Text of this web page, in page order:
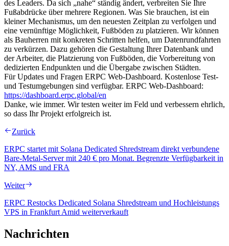
des Leaders. Da sich „nahe“ ständig ändert, verbreiten Sie Ihre
Fußabdrücke über mehrere Regionen. Was Sie brauchen, ist ein
kleiner Mechanismus, um den neuesten Zeitplan zu verfolgen und
eine vernünftige Möglichkeit, Fußböden zu platzieren. Wir können
als Bauherren mit konkreten Schritten helfen, um Datenrundfahrten
zu verkürzen. Dazu gehören die Gestaltung Ihrer Datenbank und
der Arbeiter, die Platzierung von Fußböden, die Vorbereitung von
dedizierten Endpunkten und die Übergabe zwischen Städten.
Für Updates und Fragen ERPC Web-Dashboard. Kostenlose Test-
und Testumgebungen sind verfügbar. ERPC Web-Dashboard:
https://dashboard.erpc.global/en
Danke, wie immer. Wir testen weiter im Feld und verbessern ehrlich,
so dass Ihr Projekt erfolgreich ist.
Zurück
ERPC startet mit Solana Dedicated Shredstream direkt verbundene
Bare-Metal-Server mit 240 € pro Monat. Begrenzte Verfügbarkeit in
NY, AMS und FRA
Weiter
ERPC Restocks Dedicated Solana Shredstream und Hochleistungs
VPS in Frankfurt Amid weiterverkauft
Nachrichten